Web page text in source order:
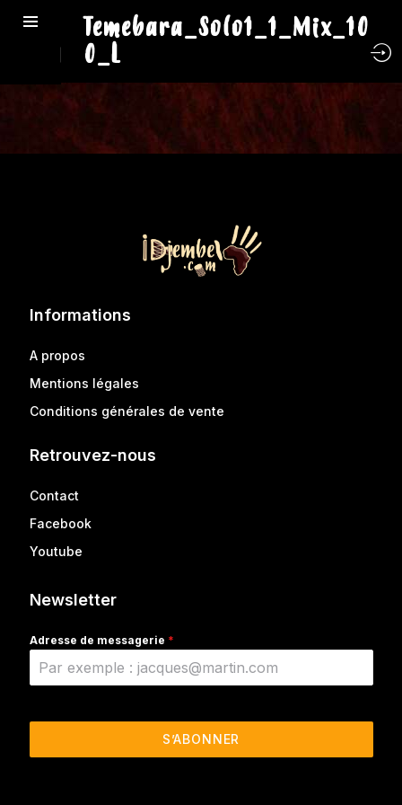
Temebara_Solo1_1_Mix_10
0_L
Informations
A propos
Mentions légales
Conditions générales de vente
Retrouvez-nous
Contact
Facebook
Youtube
Newsletter
Adresse de messagerie *
S’ABONNER